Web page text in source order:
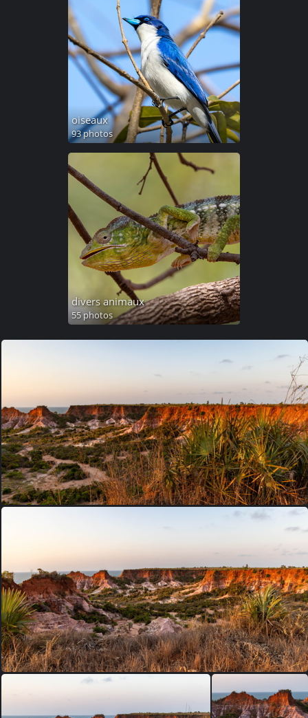
oiseaux
93 photos
divers animaux
55 photos